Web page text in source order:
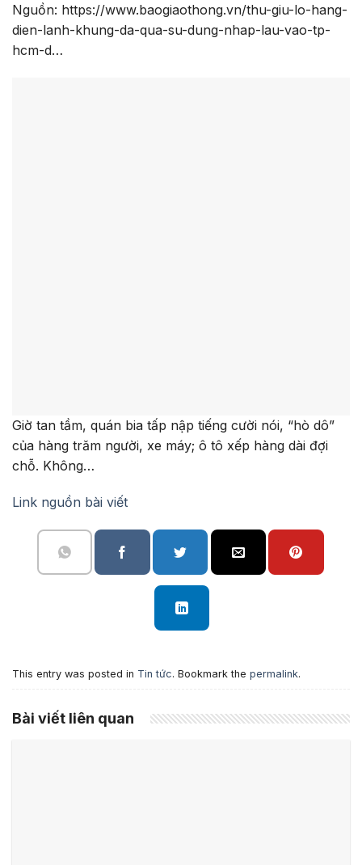
Nguồn: https://www.baogiaothong.vn/thu-giu-lo-hang-
dien-lanh-khung-da-qua-su-dung-nhap-lau-vao-tp-
hcm-d…
Giờ tan tầm, quán bia tấp nập tiếng cười nói, “hò dô”
của hàng trăm người, xe máy; ô tô xếp hàng dài đợi
chỗ. Không…
Link nguồn bài viết
This entry was posted in Tin tức. Bookmark the permalink.
Bài viết liên quan